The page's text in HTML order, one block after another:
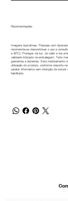
Recomendações
Imagens ilustrativas. Pessoas com
recomenda-se descontinuar o uso e
a 30ºC). Proteger da luz, do calor e da
validade indicado na embalagem. Todo
gestantes e lactantes. Este medicamento
utilização do produto, conforme descrito
caráter informativo sem intenção de
habilitado.